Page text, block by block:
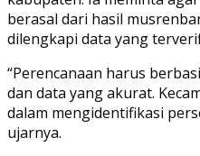
berasal dari hasil
dilengkapi data yang
“Perencanaan harus
dan data yang akurat.
dalam mengidentifikasi
ujarnya.